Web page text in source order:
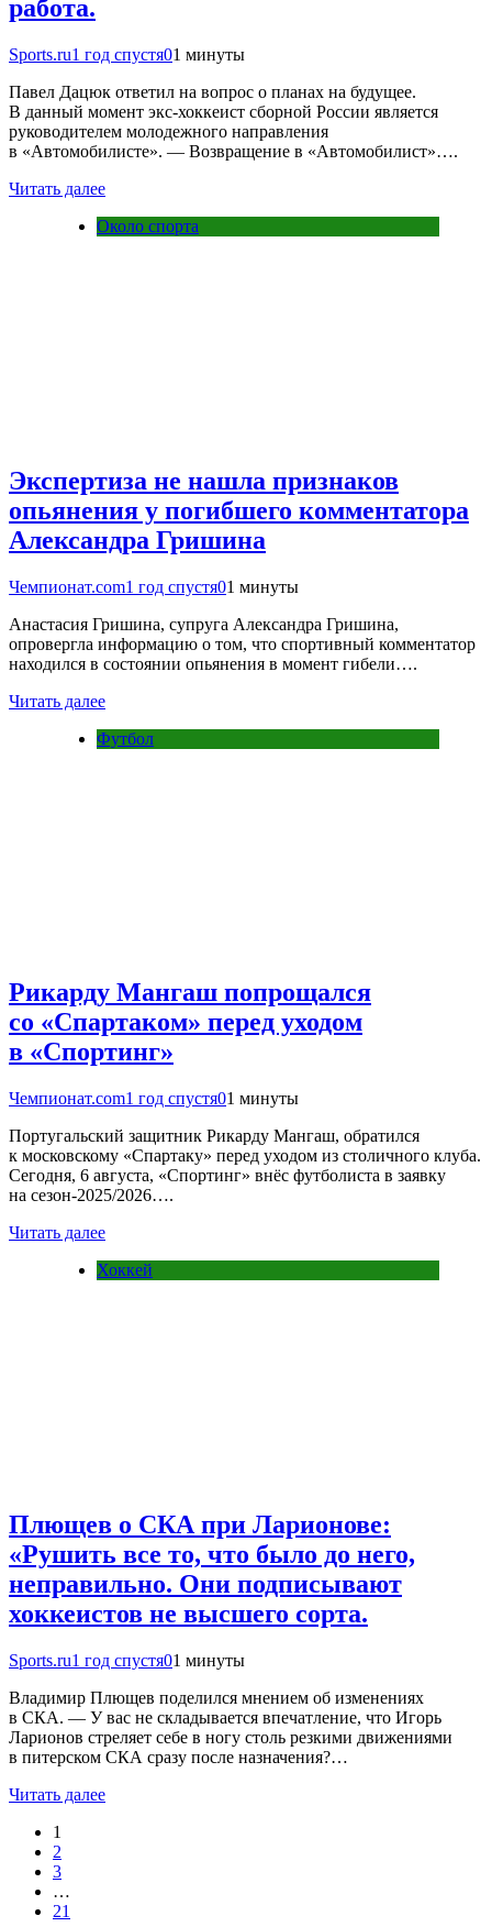
работа.
Sports.ru1 год спустя01 минуты
Павел Дацюк ответил на вопрос о планах на будущее.
В данный момент экс-хоккеист сборной России является
руководителем молодежного направления
в «Автомобилисте». — Возвращение в «Автомобилист»….
Читать далее
Около спорта
Экспертиза не нашла признаков
опьянения у погибшего комментатора
Александра Гришина
Чемпионат.com1 год спустя01 минуты
Анастасия Гришина, супруга Александра Гришина,
опровергла информацию о том, что спортивный комментатор
находился в состоянии опьянения в момент гибели….
Читать далее
Футбол
Рикарду Мангаш попрощался
со «Спартаком» перед уходом
в «Спортинг»
Чемпионат.com1 год спустя01 минуты
Португальский защитник Рикарду Мангаш, обратился
к московскому «Спартаку» перед уходом из столичного клуба.
Сегодня, 6 августа, «Спортинг» внёс футболиста в заявку
на сезон-2025/2026….
Читать далее
Хоккей
Плющев о СКА при Ларионове:
«Рушить все то, что было до него,
неправильно. Они подписывают
хоккеистов не высшего сорта.
Sports.ru1 год спустя01 минуты
Владимир Плющев поделился мнением об изменениях
в СКА. — У вас не складывается впечатление, что Игорь
Ларионов стреляет себе в ногу столь резкими движениями
в питерском СКА сразу после назначения?…
Читать далее
1
2
3
…
21